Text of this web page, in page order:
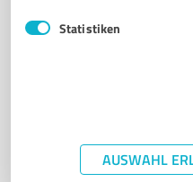
Statistiken
AUSWAHL
Heilbronner Str. 1,
info@maredi.de